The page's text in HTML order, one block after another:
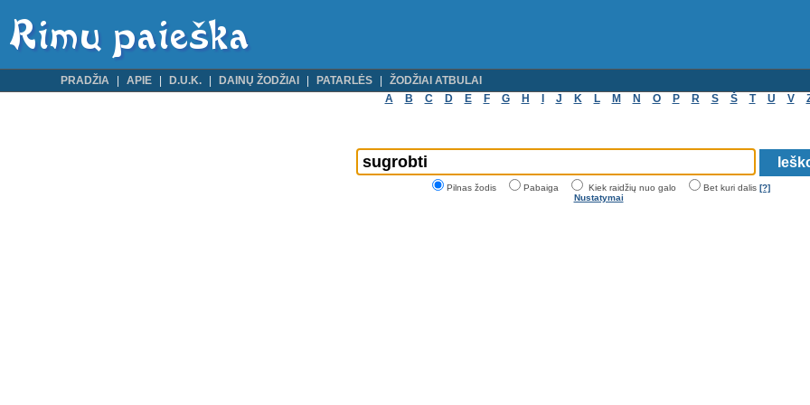
PRADŽIA APIE D.U.K. DAINŲ ŽODŽIAI PATARLĖS
ŽODŽIAI ATBULAI
A
B C D E F G H J K L M N O P R S Š T U V
Pilnas žodis Pabaiga Kiek raidžių nuo galo Bet kuri dalis [?]
Nustatymai